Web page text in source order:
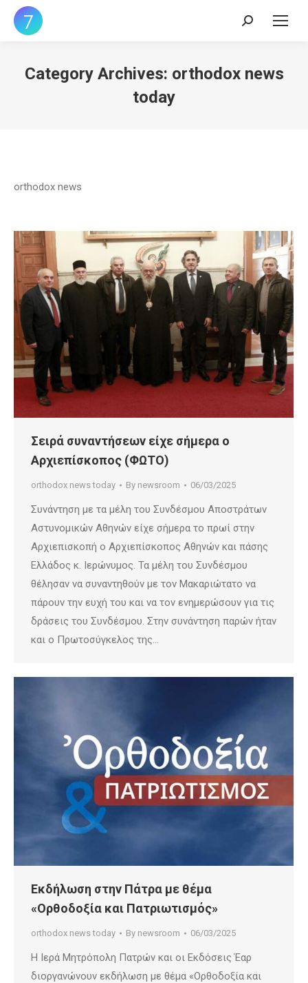
Search:
Category Archives: orthodox news
today
orthodox news
Σειρά συναντήσεων είχε σήμερα ο
Αρχιεπίσκοπος (ΦΩΤΟ)
orthodox news today By newsroom 06/03/2025
Συνάντηση με τα μέλη του Συνδέσμου Αποστράτων
Αστυνομικών Αθηνών είχε σήμερα το πρωί στην
Αρχιεπισκοπή ο Αρχιεπίσκοπος Αθηνών και πάσης
Ελλάδος κ. Ιερώνυμος. Τα μέλη του Συνδέσμου
θέλησαν να συναντηθούν με τον Μακαριώτατο να
πάρουν την ευχή του και να τον ενημερώσουν για τις
δράσεις του Συνδέσμου. Στην συνάντηση παρών ήταν
και ο Πρωτοσύγκελος της…
Εκδήλωση στην Πάτρα με θέμα
«Ορθοδοξία και Πατριωτισμός»
orthodox news today By newsroom 06/03/2025
Η Ιερά Μητρόπολη Πατρών και οι Εκδόσεις Έαρ
διοργανώνουν εκδήλωση με θέμα «Ορθοδοξία και